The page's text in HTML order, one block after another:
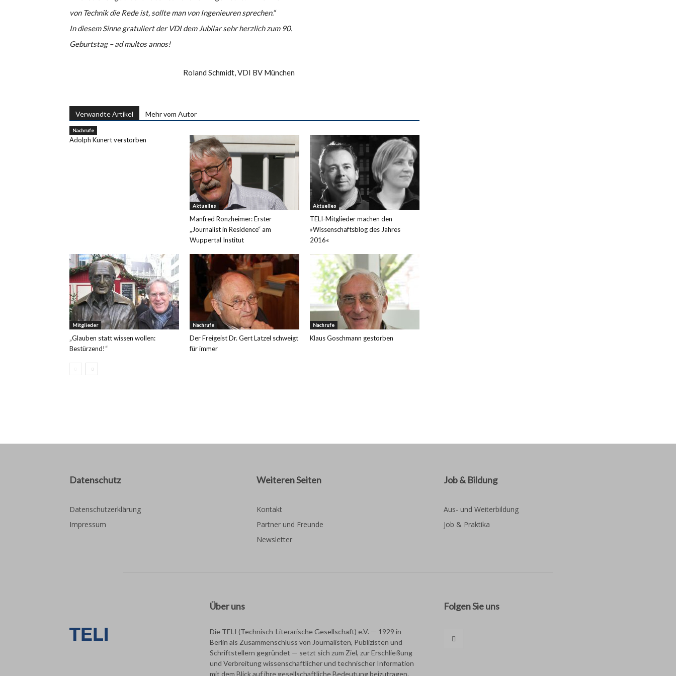
von Technik die Rede ist, sollte man von Ingenieuren sprechen.“
In diesem Sinne gratuliert der VDI dem Jubilar sehr herzlich zum 90.
Geburtstag – ad multos annos!
Roland Schmidt, VDI BV München
Verwandte Artikel Mehr vom Autor
Nachrufe
Adolph Kunert verstorben
Aktuelles
Manfred Ronzheimer: Erster
„Journalist in Residence“ am
Wuppertal Institut
Aktuelles
TELI-Mitglieder machen den
»Wissenschaftsblog des Jahres
2016«
Mitglieder
„Glauben statt wissen wollen:
Bestürzend!“
Nachrufe
Der Freigeist Dr. Gert Latzel schweigt
für immer
Nachrufe
Klaus Goschmann gestorben
Datenschutz
Datenschutzerklärung
Impressum
Weiteren Seiten
Kontakt
Partner und Freunde
Newsletter
Job & Bildung
Aus- und Weiterbildung
Job & Praktika
Über uns
Die TELI (Technisch-Literarische Gesellschaft) e.V. — 1929 in
Berlin als Zusammenschluss von Journalisten, Publizisten und
Schriftstellern gegründet — setzt sich zum Ziel, zur Erschließung
und Verbreitung wissenschaftlicher und technischer Information
mit dem Blick auf ihre gesellschaftliche Bedeutung beizutragen.
Folgen Sie uns